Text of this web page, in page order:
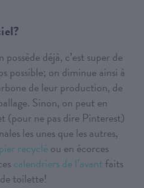
déjà, c’est super de
possible; on diminue ainsi à
de leur production, de
Sinon, on peut en
(pour ne pas dire Pinterest)
les unes que les autres,
recycléou en écorces
calendriers de l’avant faits
toilette!